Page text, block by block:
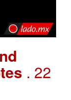
. 22